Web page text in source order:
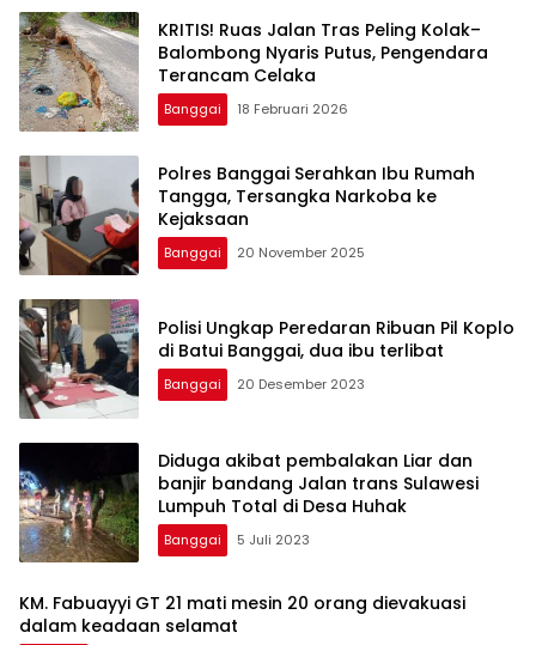
KRITIS! Ruas Jalan Tras Peling Kolak–
Balombong Nyaris Putus, Pengendara
Terancam Celaka
Banggai 18 Februari 2026
Polres Banggai Serahkan Ibu Rumah
Tangga, Tersangka Narkoba ke
Kejaksaan
Banggai 20 November 2025
Polisi Ungkap Peredaran Ribuan Pil Koplo
di Batui Banggai, dua ibu terlibat
Banggai 20 Desember 2023
Diduga akibat pembalakan Liar dan
banjir bandang Jalan trans Sulawesi
Lumpuh Total di Desa Huhak
Banggai 5 Juli 2023
KM. Fabuayyi GT 21 mati mesin 20 orang dievakuasi
dalam keadaan selamat